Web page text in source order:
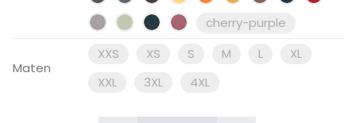
cherry-purple
Maten
XXS XS S M L
XL
XXL
3XL 4XL